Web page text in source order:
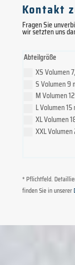
Kontakt
Fragen Sie
wir setzten uns
Abteilgröße
XS Volumen
S Volumen 9
M Volumen
L Volumen 15
XL Volumen
XXL Volumen
* Pflichtfeld.
finden Sie in unserer